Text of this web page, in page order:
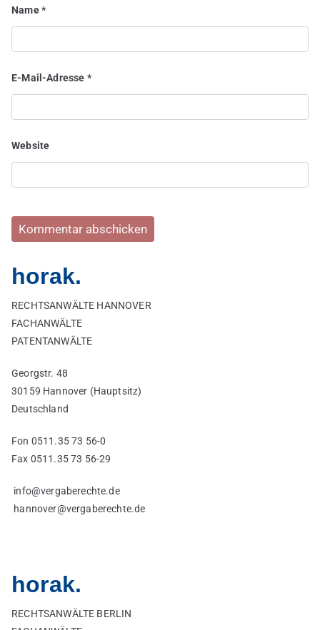
Name*
E-Mail-Adresse *
Website
horak.
RECHTSANWÄLTE HANNOVER
FACHANWÄLTE
PATENTANWÄLTE
Georgstr. 48
30159 Hannover (Hauptsitz)
Deutschland
Fon 0511.35 73 56-0
Fax 0511.35 73 56-29
info@vergaberechte.de
hannover@vergaberechte.de
horak.
RECHTSANWÄLTE BERLIN